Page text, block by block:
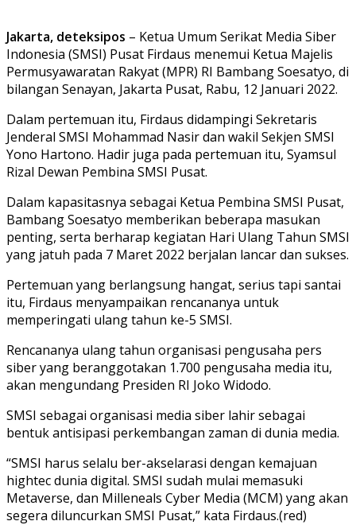
Jakarta, deteksipos – Ketua Umum Serikat Media Siber
Indonesia (SMSI) Pusat Firdaus menemui Ketua Majelis
Permusyawaratan Rakyat (MPR) RI Bambang Soesatyo, di
bilangan Senayan, Jakarta Pusat, Rabu, 12 Januari 2022.
Dalam pertemuan itu, Firdaus didampingi Sekretaris
Jenderal SMSI Mohammad Nasir dan wakil Sekjen SMSI
Yono Hartono. Hadir juga pada pertemuan itu, Syamsul
Rizal Dewan Pembina SMSI Pusat.
Dalam kapasitasnya sebagai Ketua Pembina SMSI Pusat,
Bambang Soesatyo memberikan beberapa masukan
penting, serta berharap kegiatan Hari Ulang Tahun SMSI
yang jatuh pada 7 Maret 2022 berjalan lancar dan sukses.
Pertemuan yang berlangsung hangat, serius tapi santai
itu, Firdaus menyampaikan rencananya untuk
memperingati ulang tahun ke-5 SMSI.
Rencananya ulang tahun organisasi pengusaha pers
siber yang beranggotakan 1.700 pengusaha media itu,
akan mengundang Presiden RI Joko Widodo.
SMSI sebagai organisasi media siber lahir sebagai
bentuk antisipasi perkembangan zaman di dunia media.
“SMSI harus selalu ber-akselarasi dengan kemajuan
hightec dunia digital. SMSI sudah mulai memasuki
Metaverse, dan Milleneals Cyber Media (MCM) yang akan
segera diluncurkan SMSI Pusat,” kata Firdaus.(red)